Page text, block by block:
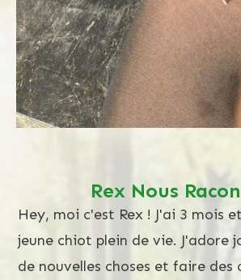
Rex Nous
Hey, moi c'est Rex ! J'ai 3 mois
jeune chiot plein de vie. J'adore
de nouvelles choses et faire des